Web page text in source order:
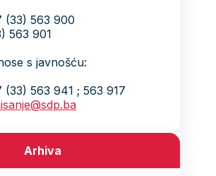
(33) 563 900
563 901
s javnošću:
563 941 ; 563 917
Arhiva